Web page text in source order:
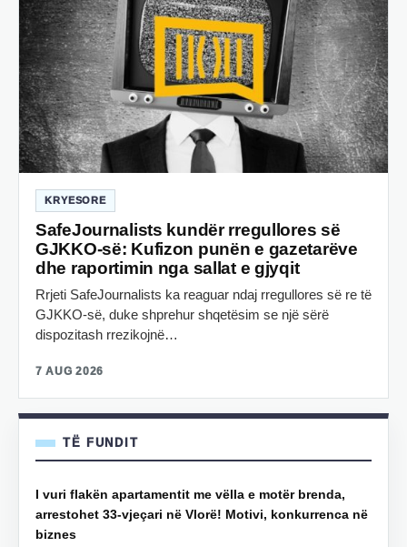
KRYESORE
SafeJournalists kundër rregullores së
GJKKO-së: Kufizon punën e gazetarëve
dhe raportimin nga sallat e gjyqit
Rrjeti SafeJournalists ka reaguar ndaj rregullores së re të
GJKKO-së, duke shprehur shqetësim se një sërë
dispozitash rrezikojnë…
7 AUG 2026
TË FUNDIT
I vuri flakën apartamentit me vëlla e motër brenda,
arrestohet 33-vjeçari në Vlorë! Motivi, konkurrenca në
biznes